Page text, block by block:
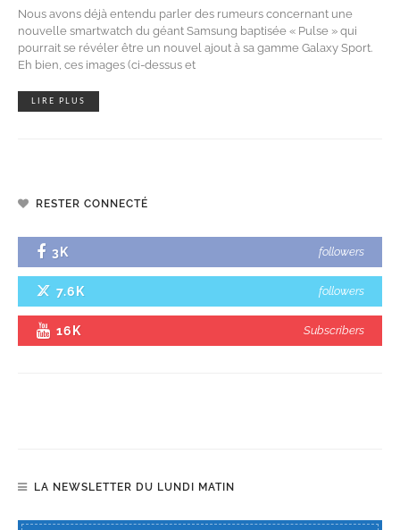
Nous avons déjà entendu parler des rumeurs concernant une
nouvelle smartwatch du géant Samsung baptisée « Pulse » qui
pourrait se révéler être un nouvel ajout à sa gamme Galaxy Sport.
Eh bien, ces images (ci-dessus et
LIRE PLUS
RESTER CONNECTÉ
3K followers
7.6K followers
16K Subscribers
LA NEWSLETTER DU LUNDI MATIN